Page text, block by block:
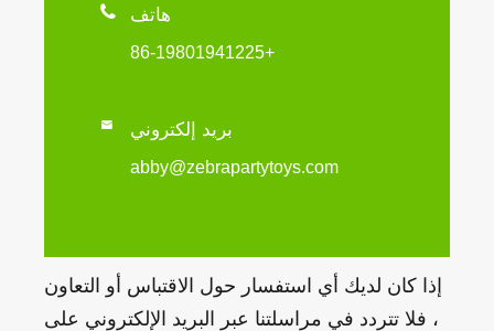
 هاتف
+86-19801941225
 بريد إلكتروني
abby@zebrapartytoys.com
إذا كان لديك أي استفسار حول الاقتباس أو التعاون
، فلا تتردد في مراسلتنا عبر البريد الإلكتروني على